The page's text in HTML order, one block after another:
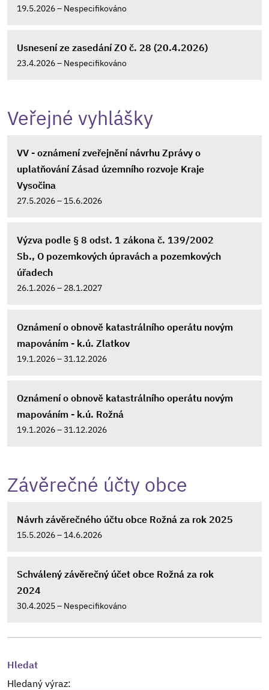
19.5.2026 – Nespecifikováno
Usnesení ze zasedání ZO č. 28 (20.4.2026)
23.4.2026 – Nespecifikováno
Veřejné vyhlášky
VV - oznámení zveřejnění návrhu Zprávy o
uplatňování Zásad územního rozvoje Kraje
Vysočina
27.5.2026 – 15.6.2026
Výzva podle § 8 odst. 1 zákona č. 139/2002
Sb., O pozemkových úpravách a pozemkových
úřadech
26.1.2026 – 28.1.2027
Oznámení o obnově katastrálního operátu novým
mapováním - k.ú. Zlatkov
19.1.2026 – 31.12.2026
Oznámení o obnově katastrálního operátu novým
mapováním - k.ú. Rožná
19.1.2026 – 31.12.2026
Závěrečné účty obce
Návrh závěrečného účtu obce Rožná za rok 2025
15.5.2026 – 14.6.2026
Schválený závěrečný účet obce Rožná za rok
2024
30.4.2025 – Nespecifikováno
Hledat
Hledaný výraz: